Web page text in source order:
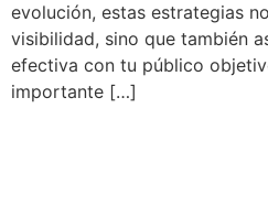
evolución, estas estrategias
visibilidad, sino que también
efectiva con tu público
importante […]